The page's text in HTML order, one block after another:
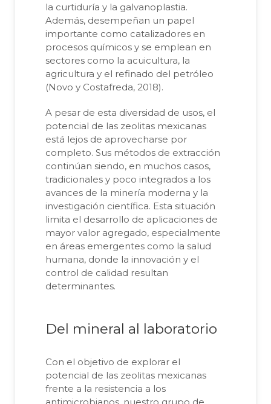
la curtiduría y la galvanoplastia.
Además, desempeñan un papel
importante como catalizadores en
procesos químicos y se emplean en
sectores como la acuicultura, la
agricultura y el refinado del petróleo
(Novo y Costafreda, 2018).
A pesar de esta diversidad de usos, el
potencial de las zeolitas mexicanas
está lejos de aprovecharse por
completo. Sus métodos de extracción
continúan siendo, en muchos casos,
tradicionales y poco integrados a los
avances de la minería moderna y la
investigación científica. Esta situación
limita el desarrollo de aplicaciones de
mayor valor agregado, especialmente
en áreas emergentes como la salud
humana, donde la innovación y el
control de calidad resultan
determinantes.
Del mineral al laboratorio
Con el objetivo de explorar el
potencial de las zeolitas mexicanas
frente a la resistencia a los